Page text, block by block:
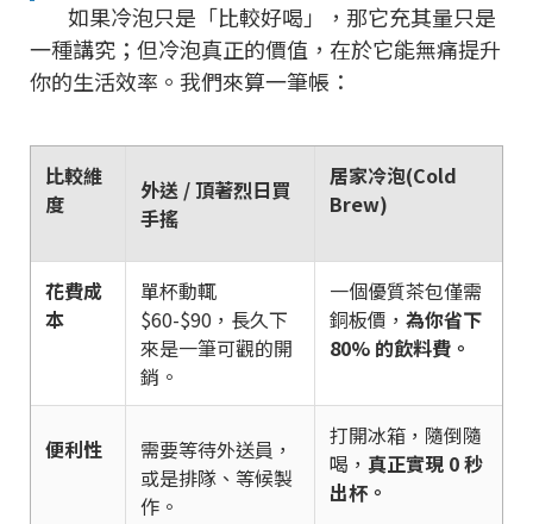
如果冷泡只是「比較好喝」，那它充其量只是
一種講究；但冷泡真正的價值，在於它能無痛提升
你的生活效率。我們來算一筆帳：
比較維
度
外送 / 頂著烈日買
手搖
居家冷泡(Cold
Brew)
花費成
本
單杯動輒
$60-$90，長久下
來是一筆可觀的開
銷。
一個優質茶包僅需
銅板價， 為你省下
80% 的飲料費。
便利性
需要等待外送員，
或是排隊、等候製
作。
打開冰箱，隨倒隨
喝， 真正實現 0 秒
出杯。